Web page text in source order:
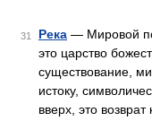
31 Река — Мировой
это царство
существование,
истоку,
вверх, это